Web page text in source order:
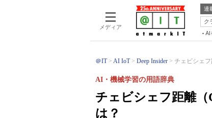
メディア
連
ク
AI
＠IT AI IoT Deep Insider チェビシェフ
チェビシェフ距離（
は？
AI・機械学習の用語辞典